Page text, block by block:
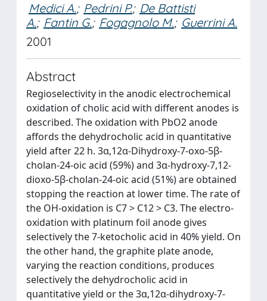
Medici A.; Pedrini P.; De Battisti
A.; Fantin G.; Fogagnolo M.; Guerrini A.
2001
Abstract
Regioselectivity in the anodic electrochemical
oxidation of cholic acid with different anodes is
described. The oxidation with PbO2 anode
affords the dehydrocholic acid in quantitative
yield after 22 h. 3α,12α-Dihydroxy-7-oxo-5β-
cholan-24-oic acid (59%) and 3α-hydroxy-7,12-
dioxo-5β-cholan-24-oic acid (51%) are obtained
stopping the reaction at lower time. The rate of
the OH-oxidation is C7 > C12 > C3. The electro-
oxidation with platinum foil anode gives
selectively the 7-ketocholic acid in 40% yield. On
the other hand, the graphite plate anode,
varying the reaction conditions, produces
selectively the dehydrocholic acid in
quantitative yield or the 3α,12α-dihydroxy-7-